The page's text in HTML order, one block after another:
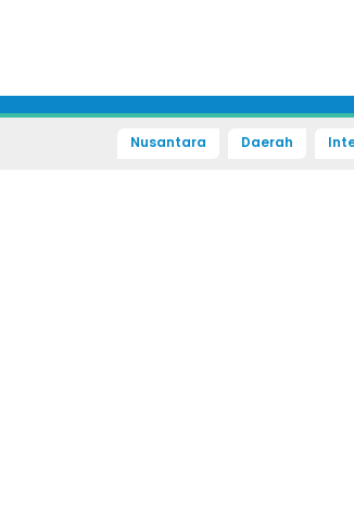
Nusantara Daerah